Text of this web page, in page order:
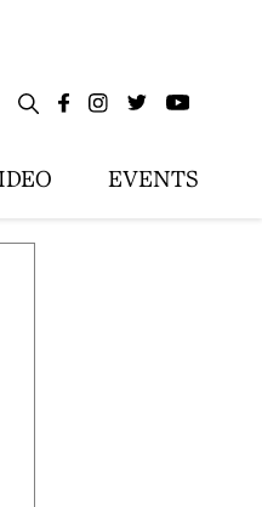
EVENTS